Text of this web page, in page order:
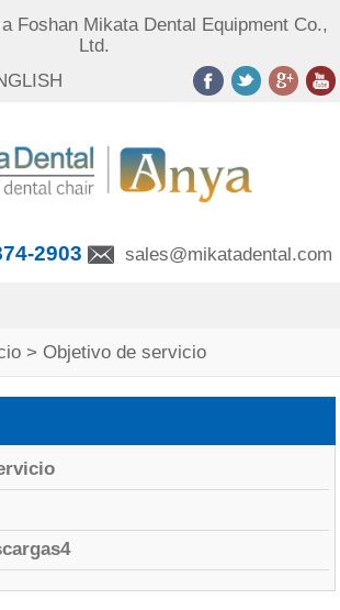
Foshan Mikata Dental Equipment Co.,
Ltd.
2903 sales@mikatadental.com
> Objetivo de servicio